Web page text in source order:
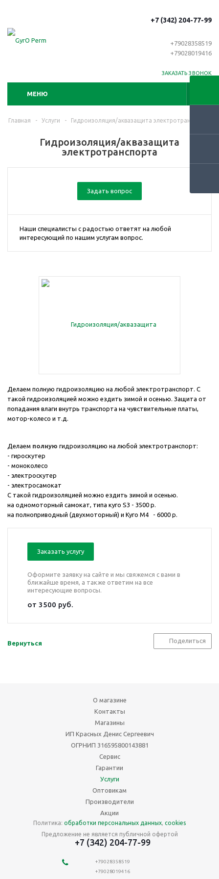
+7 (342) 204-77-99
+79028358519
+79028019416
ЗАКАЗАТЬ ЗВОНОК
МЕНЮ
Главная - Услуги - Гидроизоляция/аквазащита электротранспорта
Гидроизоляция/аквазащита
электротранспорта
Задать вопрос
Наши специалисты с радостью ответят на любой
интересующий по нашим услугам вопрос.
Делаем полную гидроизоляцию на любой электротранспорт. С
такой гидроизоляцией можно ездить зимой и осенью. Защита от
попадания влаги внутрь транспорта на чувствительные платы,
мотор-колесо и т.д.
Делаем полную гидроизоляцию на любой электротранспорт:
- гироскутер
- моноколесо
- электроскутер
- электросамокат
С такой гидроизоляцией можно ездить зимой и осенью.
на одномоторный самокат, типа куго S3 - 3500 р.
на полноприводный (двухмоторный) и Куго М4 - 6000 р.
Заказать услугу
Оформите заявку на сайте и мы свяжемся с вами в
ближайше время, а также ответим на все
интересующие вопросы.
от 3500 руб.
Вернуться Поделиться
О магазине
Контакты
Магазины
ИП Красных Денис Сергеевич
ОГРНИП 316595800143881
Сервис
Гарантии
Услуги
Оптовикам
Производители
Акции
Политика: обработки персональных данных, cookies
Предложение не является публичной офертой
+7 (342) 204-77-99
+79028358519
+79028019416